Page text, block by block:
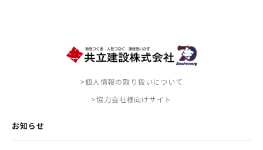
>個人情報の取り扱いについて
>協力会社様向けサイト
お知らせ